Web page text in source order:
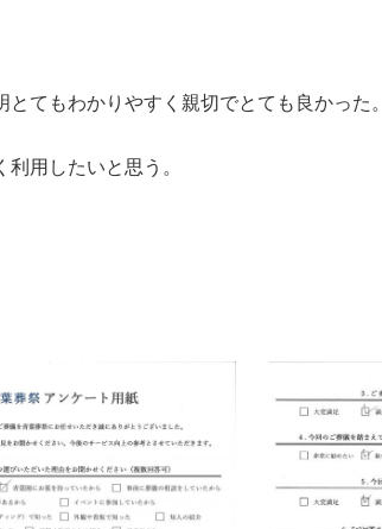
とてもわかりやすく親切でとても良かった。
利用したいと思う。